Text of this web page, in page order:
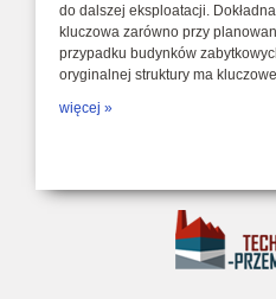
do dalszej eksploatacji.
kluczowa zarówno przy
przypadku budynków
oryginalnej struktury ma
więcej »